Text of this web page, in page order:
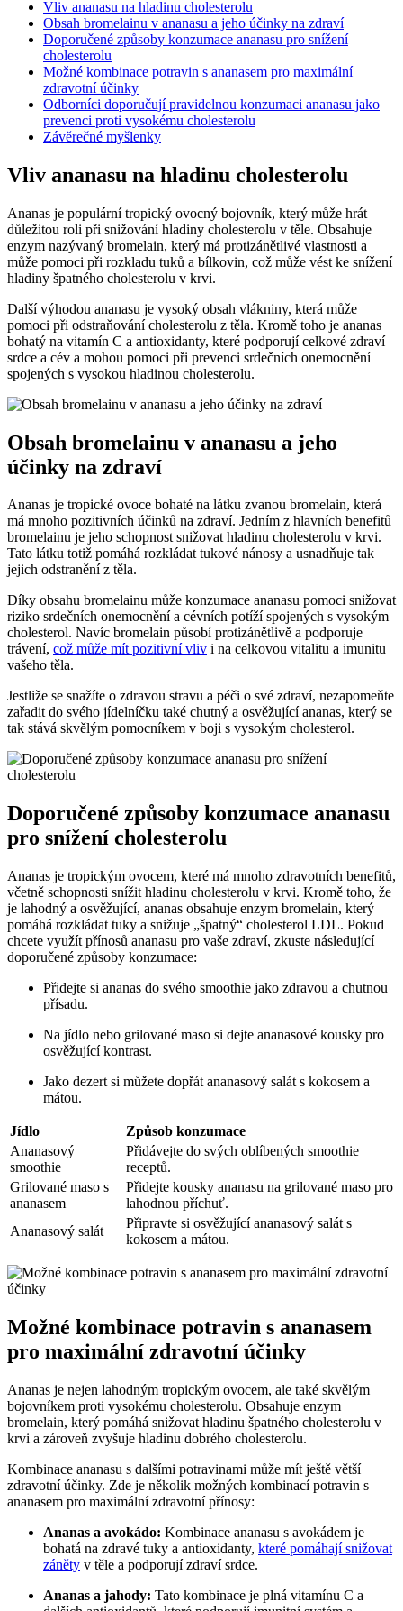
Vliv ananasu na hladinu cholesterolu
Obsah bromelainu v ananasu a jeho účinky na zdraví
Doporučené způsoby konzumace ananasu pro snížení
cholesterolu
Možné kombinace potravin s ananasem pro maximální
zdravotní účinky
Odborníci doporučují pravidelnou konzumaci ananasu jako
prevenci proti vysokému cholesterolu
Závěrečné myšlenky
Vliv ananasu na hladinu cholesterolu
Ananas je populární tropický ovocný bojovník, který může hrát
důležitou roli při snižování hladiny cholesterolu v těle. Obsahuje
enzym nazývaný bromelain, který má protizánětlivé vlastnosti a
může pomoci při rozkladu tuků a bílkovin, což může vést ke snížení
hladiny špatného cholesterolu v krvi.
Další výhodou ananasu je vysoký obsah vlákniny, která může
pomoci při odstraňování cholesterolu z těla. Kromě toho je ananas
bohatý na vitamín C a antioxidanty, které podporují celkové zdraví
srdce a cév a mohou pomoci při prevenci srdečních onemocnění
spojených s vysokou hladinou cholesterolu.
Obsah bromelainu v ananasu a jeho
účinky na zdraví
Ananas je tropické ovoce bohaté na látku zvanou bromelain, která
má mnoho pozitivních účinků na zdraví. Jedním z hlavních benefitů
bromelainu je jeho schopnost snižovat hladinu cholesterolu v krvi.
Tato látku totiž pomáhá rozkládat tukové nánosy a usnadňuje tak
jejich odstranění z těla.
Díky obsahu bromelainu může konzumace ananasu pomoci snižovat
riziko srdečních onemocnění a cévních potíží spojených s vysokým
cholesterol. Navíc bromelain působí protizánětlivě a podporuje
trávení, což může mít pozitivní vliv i na celkovou vitalitu a imunitu
vašeho těla.
Jestliže se snažíte o zdravou stravu a péči o své zdraví, nezapomeňte
zařadit do svého jídelníčku také chutný a osvěžující ananas, který se
tak stává skvělým pomocníkem v boji s vysokým cholesterol.
Doporučené způsoby konzumace ananasu
pro snížení cholesterolu
Ananas je tropickým ovocem, které má mnoho zdravotních benefitů,
včetně schopnosti snížit hladinu cholesterolu v krvi. Kromě toho, že
je lahodný a osvěžující, ananas obsahuje enzym bromelain, který
pomáhá rozkládat tuky a snižuje „špatný“ cholesterol LDL. Pokud
chcete využít přínosů ananasu pro vaše zdraví, zkuste následující
doporučené způsoby konzumace:
Přidejte si ananas do svého smoothie jako zdravou a chutnou
přísadu.
Na jídlo nebo grilované maso si dejte ananasové kousky pro
osvěžující kontrast.
Jako dezert si můžete dopřát ananasový salát s kokosem a
mátou.
Jídlo
Způsob konzumace
Ananasový
smoothie
Přidávejte do svých oblíbených smoothie
receptů.
Grilované maso s
ananasem
Přidejte kousky ananasu na grilované maso pro
lahodnou příchuť.
Ananasový salát
Připravte si osvěžující ananasový salát s
kokosem a mátou.
Možné kombinace potravin s ananasem
pro maximální zdravotní účinky
Ananas je nejen lahodným tropickým ovocem, ale také skvělým
bojovníkem proti vysokému cholesterolu. Obsahuje enzym
bromelain, který pomáhá snižovat hladinu špatného cholesterolu v
krvi a zároveň zvyšuje hladinu dobrého cholesterolu.
Kombinace ananasu s dalšími potravinami může mít ještě větší
zdravotní účinky. Zde je několik možných kombinací potravin s
ananasem pro maximální zdravotní přínosy:
Ananas a avokádo: Kombinace ananasu s avokádem je
bohatá na zdravé tuky a antioxidanty, které pomáhají snižovat
záněty v těle a podporují zdraví srdce.
Ananas a jahody: Tato kombinace je plná vitamínu C a